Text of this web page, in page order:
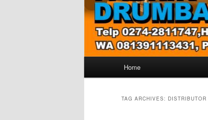
Home
TAG ARCHIVES: